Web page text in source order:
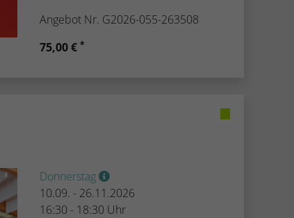
Angebot Nr. G2026-055-263508
75,00 € *
Donnerstag
10.09. - 26.11.2026
16:30 - 18:30 Uhr